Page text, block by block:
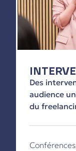
Des
audience
du